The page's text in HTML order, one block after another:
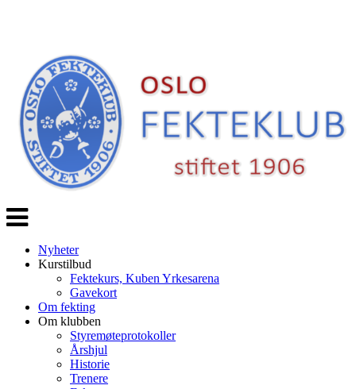
Veksle
navigasjon
Nyheter
Kurstilbud
Fektekurs, Kuben Yrkesarena
Gavekort
Om fekting
Om klubben
Styremøteprotokoller
Årshjul
Historie
Trenere